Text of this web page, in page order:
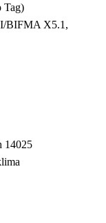
Tag)
BIFMA X5.1,
14025